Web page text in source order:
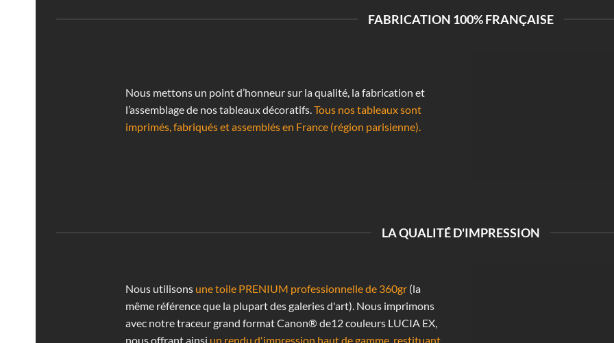
FABRICATION 100% FRANÇAISE
Nous mettons un point d’honneur sur la qualité, la fabrication et
l’assemblage de nos tableaux décoratifs.Tous nos tableaux sont
imprimés, fabriqués et assemblés en France (région parisienne).
LA QUALITÉ D'IMPRESSION
Nous utilisonsune toile PRENIUM professionnelle de 360gr(la
même référence que la plupart des galeries d'art). Nous imprimons
avec notre traceur grand format Canon® de12 couleurs LUCIA EX,
nous offrant ainsi un rendu d'impression haut de gamme, restituant